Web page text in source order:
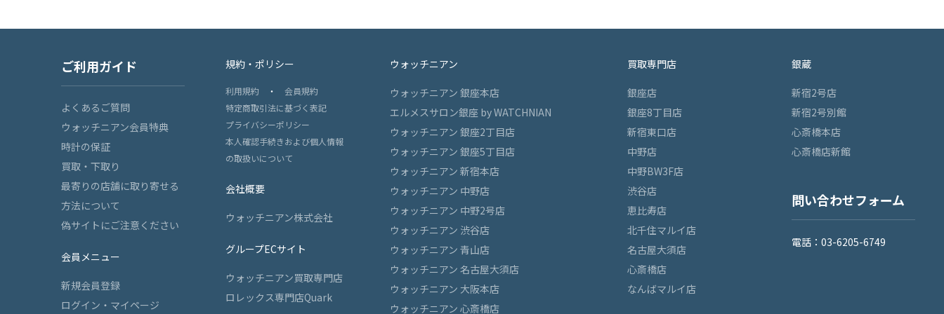
ご利用ガイド
よくあるご質問
ウォッチニアン会員特典
時計の保証
買取・下取り
最寄りの店舗に取り寄せる
方法について
偽サイトにご注意ください
会員メニュー
新規会員登録
ログイン・マイページ
規約・ポリシー
利用規約 ・ 会員規約
特定商取引法に基づく表記
プライバシーポリシー
本人確認手続きおよび個人情報
の取扱いについて
会社概要
ウォッチニアン株式会社
グループECサイト
ウォッチニアン買取専門店
ロレックス専門店Quark
ウォッチニアン
ウォッチニアン 銀座本店
エルメスサロン銀座 by WATCHNIAN
ウォッチニアン 銀座2丁目店
ウォッチニアン 銀座5丁目店
ウォッチニアン 新宿本店
ウォッチニアン 中野店
ウォッチニアン 中野2号店
ウォッチニアン 渋谷店
ウォッチニアン 青山店
ウォッチニアン 名古屋大須店
ウォッチニアン 大阪本店
ウォッチニアン 心斎橋店
買取専門店
銀座店
銀座8丁目店
新宿東口店
中野店
中野BW3F店
渋谷店
恵比寿店
北千住マルイ店
名古屋大須店
心斎橋店
なんばマルイ店
銀蔵
新宿2号店
新宿2号別館
心斎橋本店
心斎橋店新館
問い合わせフォーム
電話：03-6205-6749